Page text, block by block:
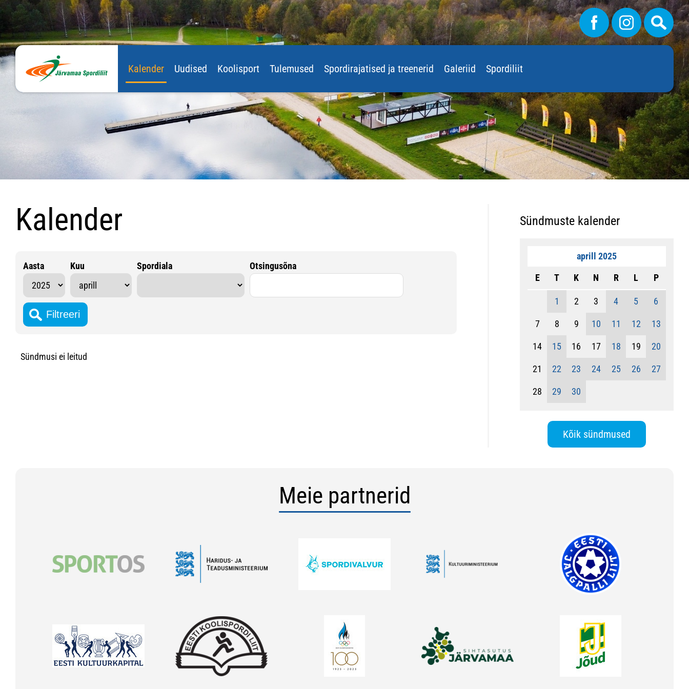
Kalender Uudised Koolisport Tulemused Spordirajatised ja treenerid Galeriid Spordiliit
Kalender
Aasta Kuu Spordiala Otsingusõna
Sündmusi ei leitud
Sündmuste kalender
aprill 2025
E
T K N R L P
1 2 3 4 5 6
7 8 9 10 11 12 13
14 15 16 17 18 19 20
21 22 23 24 25 26 27
28 29 30
Kõik sündmused
Meie partnerid